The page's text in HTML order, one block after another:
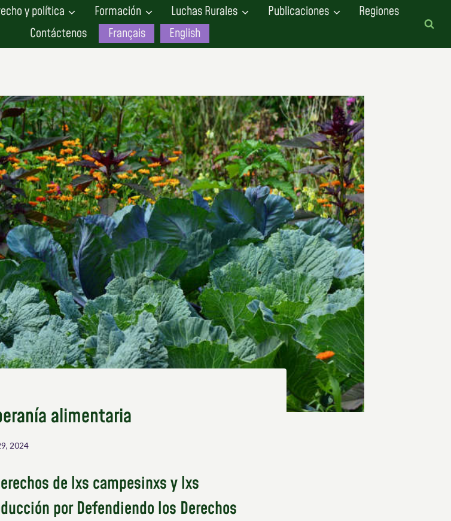
y política Formación Luchas Rurales Publicaciones
Regiones
Contáctenos
Français English
alimentaria
2024
de lxs campesinxs y lxs
por Defendiendo los Derechos